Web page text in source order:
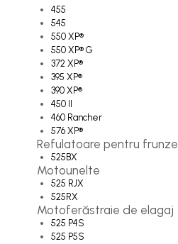
Ambreiaje
Amortizoare
Arc acceleratie
Arc clichet
Arc demaror
Buson rezervor
Capac ambreiaj
Capac cilindru
Carburatoare
Carcasa ambreiaj
455
545
550 XP®
550 XP® G
372 XP®
395 XP®
390 XP®
450 II
460 Rancher
576 XP®
Refulatoare pentru frunze
525BX
Motounelte
525 RJX
525RX
Motoferăstraie de elagaj
525 P4S
525 P5S